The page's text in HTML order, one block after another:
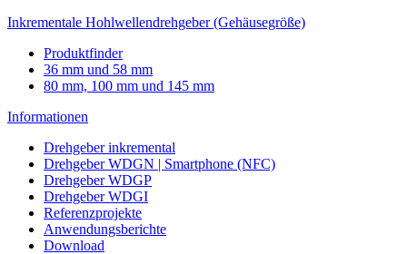
Inkrementale Hohlwellendrehgeber (Gehäusegröße)
Produktfinder
36 mm und 58 mm
80 mm, 100 mm und 145 mm
Informationen
Drehgeber inkremental
Drehgeber WDGN | Smartphone (NFC)
Drehgeber WDGP
Drehgeber WDGI
Referenzprojekte
Anwendungsberichte
Download